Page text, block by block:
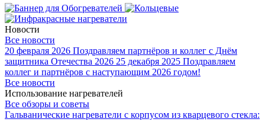
Новости
Все новости
20 февраля 2026 Поздравляем партнёров и коллег с Днём
защитника Отечества 2026 25 декабря 2025 Поздравляем
коллег и партнёров с наступающим 2026 годом!
Все новости
Использование нагревателей
Все обзоры и советы
Гальванические нагреватели с корпусом из кварцевого стекла: